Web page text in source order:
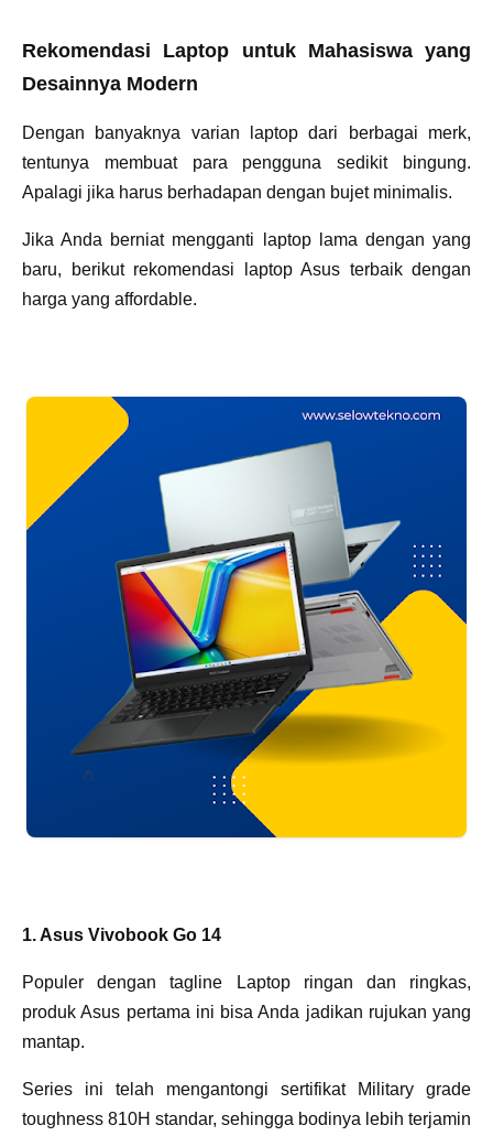
Rekomendasi Laptop untuk Mahasiswa yang
Desainnya Modern
Dengan banyaknya varian laptop dari berbagai merk,
tentunya membuat para pengguna sedikit bingung.
Apalagi jika harus berhadapan dengan bujet minimalis.
Jika Anda berniat mengganti laptop lama dengan yang
baru, berikut rekomendasi laptop Asus terbaik dengan
harga yang affordable.
1. Asus Vivobook Go 14
Populer dengan tagline Laptop ringan dan ringkas,
produk Asus pertama ini bisa Anda jadikan rujukan yang
mantap.
Series ini telah mengantongi sertifikat Military grade
toughness 810H standar, sehingga bodinya lebih terjamin